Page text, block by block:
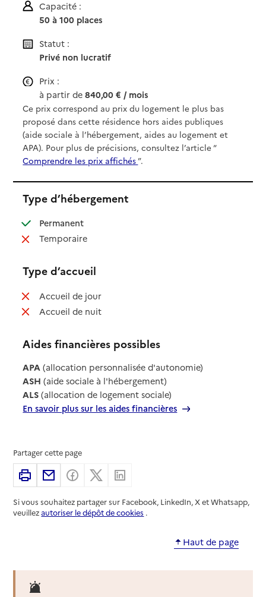
Capacité :
50 à 100 places
Statut :
Privé non lucratif
Prix :
à partir de840,00 € / mois
Ce prix correspond au prix du logement le plus bas
proposé dans cette résidence hors aides publiques
(aide sociale à l’hébergement, aides au logement et
APA). Pour plus de précisions, consultez l’article “
Comprendre les prix affichés”.
Type d’hébergement
Permanent: disponible
Temporaire: non disponible
Type d’accueil
Accueil de jour: non disponible
Accueil de nuit: non disponible
Aides financières possibles
APA (allocation personnalisée d'autonomie)
ASH (aide sociale à l'hébergement)
ALS (allocation de logement sociale)
En savoir plus sur les aides financières
Partager cette page
ImprimerPartager par email
Partager sur Facebook
Partager sur X
Si vous souhaitez partager sur Facebook, LinkedIn, X et Whatsapp,
veuillezautoriser le dépôt de cookies .
Haut de page